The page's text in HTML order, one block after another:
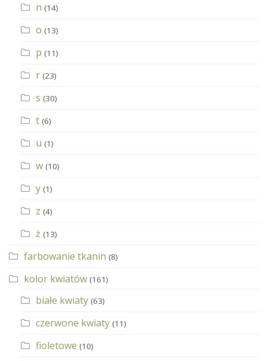
n (14)
o (13)
p (11)
r (23)
s (30)
t (6)
u (1)
w (10)
y (1)
z (4)
ż (13)
farbowanie tkanin (8)
kolor kwiatów (161)
białe kwiaty (63)
czerwone kwiaty (11)
fioletowe (10)